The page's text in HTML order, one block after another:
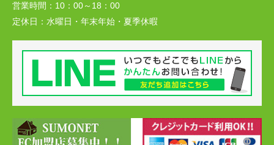
営業時間： 10：00～18：00
定休日： 水曜日・年末年始・夏季休暇